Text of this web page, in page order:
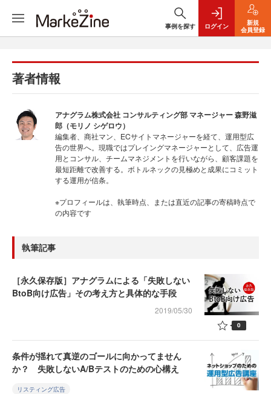
事例を探す ログイン
新規
会員登録
著者情報
アナグラム株式会社 コンサルティング部 マネージャー 森野滋
郎（モリノ シゲロウ）
編集者、商社マン、ECサイトマネージャーを経て、運用型広
告の世界へ。現職ではプレイングマネージャーとして、広告運
用とコンサル、チームマネジメントを行いながら、顧客課題を
最短距離で改善する。ボトルネックの見極めと成果にコミット
する運用が信条。
※プロフィールは、執筆時点、または直近の記事の寄稿時点で
の内容です
執筆記事
［永久保存版］アナグラムによる「失敗しない
BtoB向け広告」その考え方と具体的な手段
2019/05/30
0
条件が揺れて真逆のゴールに向かってません
か？ 失敗しないA/Bテストのための心構え
リスティング広告